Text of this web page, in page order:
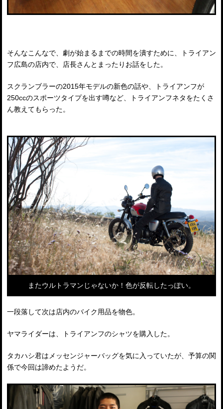
そんなこんなで、劇が始まるまでの時間を潰すために、トライアン
フ広島の店内で、店長さんとまったりお話をした。
スクランブラーの2015年モデルの新色の話や、トライアンフが
250ccのスポーツタイプを出す噂など、トライアンフネタをたくさ
ん教えてもらった。
またウルトラマンじゃないか！色が反転したっぽい。
一段落して次は店内のバイク用品を物色。
ヤマライダーは、トライアンフのシャツを購入した。
タカハシ君はメッセンジャーバッグを気に入っていたが、予算の関
係で今回は諦めたようだ。